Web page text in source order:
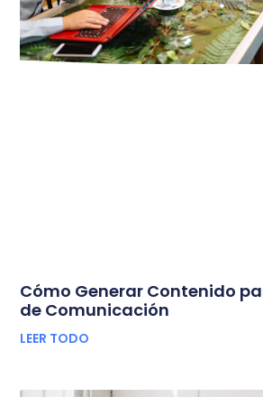
Cómo Generar Contenido
de Comunicación
LEER TODO